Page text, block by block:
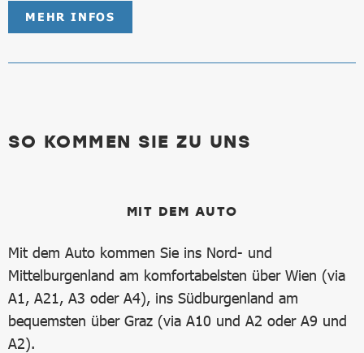
MEHR INFOS
SO KOMMEN SIE ZU UNS
MIT DEM AUTO
Mit dem Auto kommen Sie ins Nord- und
Mittelburgenland am komfortabelsten über Wien (via
A1, A21, A3 oder A4), ins Südburgenland am
bequemsten über Graz (via A10 und A2 oder A9 und
A2).